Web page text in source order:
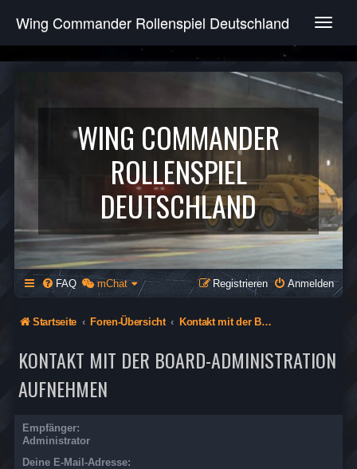
T
g
e
v
g
a
t
i
o
n
Wing Commander Rollenspiel Deutschland
WING COMMANDER
ROLLENSPIEL
DEUTSCHLAND
FAQ mChat Anmelden
Registrieren
Startseite Foren-Übersicht Kontakt mit der Board-Administration aufnehmen
KONTAKT MIT DER BOARD-ADMINISTRATION
AUFNEHMEN
Empfänger:
Administrator
Deine E-Mail-Adresse: